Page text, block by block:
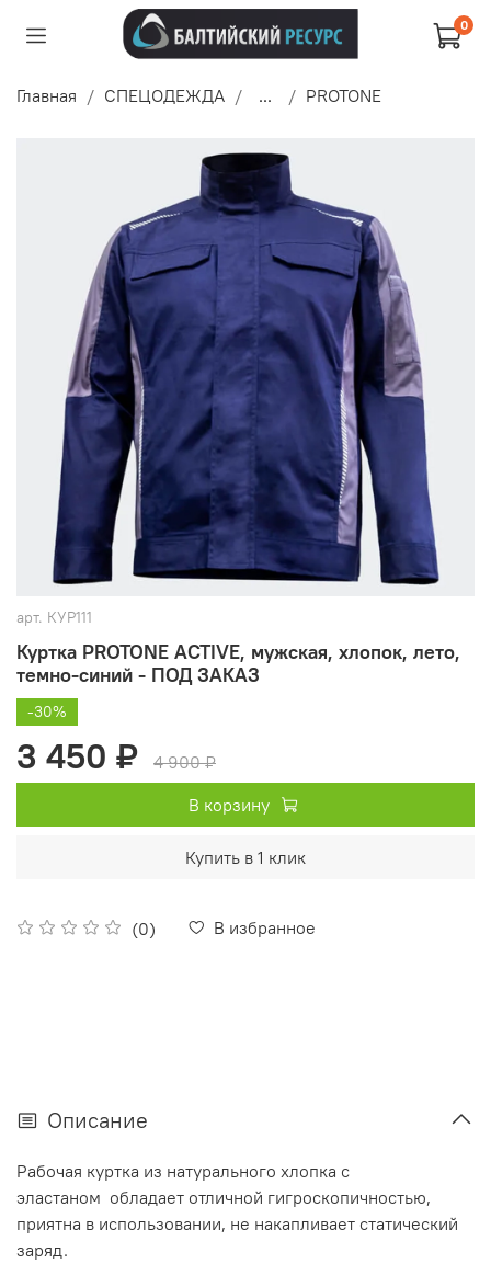
0
Главная СПЕЦОДЕЖДА ... PROTONE
арт. КУР111
Куртка PROTONE ACTIVE, мужская, хлопок, лето,
темно-синий - ПОД ЗАКАЗ
(0) В избранное
-30%
3 450 ₽
4 900 ₽
В корзину
Купить в 1 клик
Описание
Рабочая куртка из натурального хлопка с
эластаном обладает отличной гигроскопичностью,
приятна в использовании, не накапливает статический
заряд.